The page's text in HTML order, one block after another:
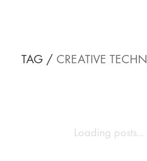
TAG / CREATIVE
Loading posts...